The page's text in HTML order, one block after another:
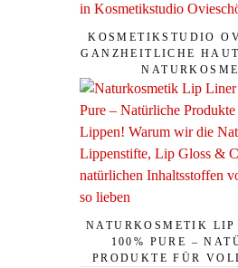
KOSMETIKSTUDIO
GANZHEITLICHE
NATURKOSMETIK
100% PURE –
PRODUKTE FÜR